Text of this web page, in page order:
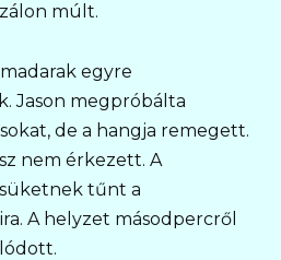
múlt.
egyre
Jason megpróbálta
de a hangja remegett.
nem érkezett. A
tűnt a
A helyzet másodpercről